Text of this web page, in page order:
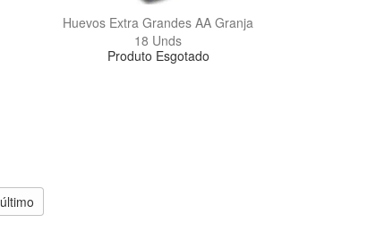
Huevos Extra Grandes AA Granja
18 Unds
Produto Esgotado
último